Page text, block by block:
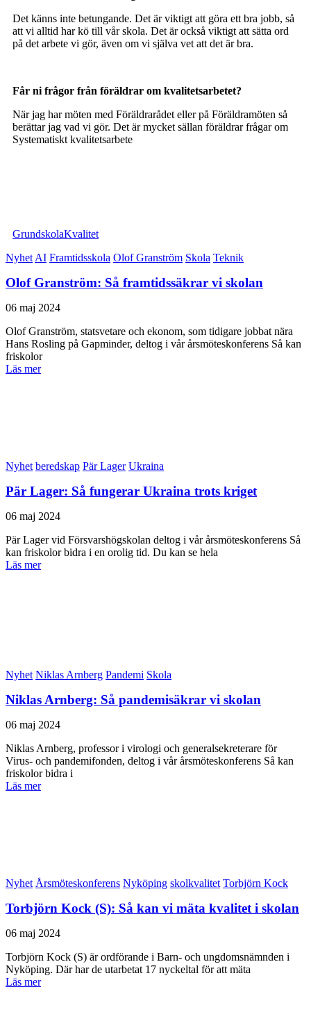
Det känns inte betungande. Det är viktigt att göra ett bra jobb, så
att vi alltid har kö till vår skola. Det är också viktigt att sätta ord
på det arbete vi gör, även om vi själva vet att det är bra.
Får ni frågor från föräldrar om kvalitetsarbetet?
När jag har möten med Föräldrarådet eller på Föräldramöten så
berättar jag vad vi gör. Det är mycket sällan föräldrar frågar om
Systematiskt kvalitetsarbete
GrundskolaKvalitet
NyhetAI Framtidsskola Olof Granström Skola Teknik
Olof Granström: Så framtidssäkrar vi skolan
06 maj 2024
Olof Granström, statsvetare och ekonom, som tidigare jobbat nära
Hans Rosling på Gapminder, deltog i vår årsmöteskonferens Så kan
friskolor
Läs mer
Nyhet beredskap Pär Lager Ukraina
Pär Lager: Så fungerar Ukraina trots kriget
06 maj 2024
Pär Lager vid Försvarshögskolan deltog i vår årsmöteskonferens Så
kan friskolor bidra i en orolig tid. Du kan se hela
Läs mer
Nyhet Niklas Arnberg Pandemi Skola
Niklas Arnberg: Så pandemisäkrar vi skolan
06 maj 2024
Niklas Arnberg, professor i virologi och generalsekreterare för
Virus- och pandemifonden, deltog i vår årsmöteskonferens Så kan
friskolor bidra i
Läs mer
Nyhet Årsmöteskonferens Nyköping skolkvalitet Torbjörn Kock
Torbjörn Kock (S): Så kan vi mäta kvalitet i skolan
06 maj 2024
Torbjörn Kock (S) är ordförande i Barn- och ungdomsnämnden i
Nyköping. Där har de utarbetat 17 nyckeltal för att mäta
Läs mer